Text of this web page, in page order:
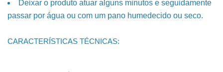
Deixar o produto atuar alguns minutos e seguidamente
passar por água ou com um pano humedecido ou seco.
CARACTERÍSTICAS TÉCNICAS: